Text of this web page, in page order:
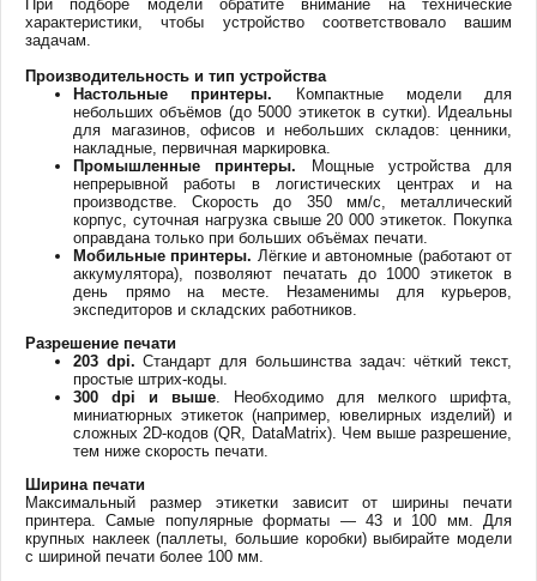
При подборе модели обратите внимание на технические
характеристики, чтобы устройство соответствовало вашим
задачам.
Производительность и тип устройства
Настольные принтеры. Компактные модели для
небольших объёмов (до 5000 этикеток в сутки). Идеальны
для магазинов, офисов и небольших складов: ценники,
накладные, первичная маркировка.
Промышленные принтеры. Мощные устройства для
непрерывной работы в логистических центрах и на
производстве. Скорость до 350 мм/с, металлический
корпус, суточная нагрузка свыше 20 000 этикеток. Покупка
оправдана только при больших объёмах печати.
Мобильные принтеры. Лёгкие и автономные (работают от
аккумулятора), позволяют печатать до 1000 этикеток в
день прямо на месте. Незаменимы для курьеров,
экспедиторов и складских работников.
Разрешение печати
203 dpi. Стандарт для большинства задач: чёткий текст,
простые штрих-коды.
300 dpi и выше. Необходимо для мелкого шрифта,
миниатюрных этикеток (например, ювелирных изделий) и
сложных 2D-кодов (QR, DataMatrix). Чем выше разрешение,
тем ниже скорость печати.
Ширина печати
Максимальный размер этикетки зависит от ширины печати
принтера. Самые популярные форматы — 43 и 100 мм. Для
крупных наклеек (паллеты, большие коробки) выбирайте модели
с шириной печати более 100 мм.